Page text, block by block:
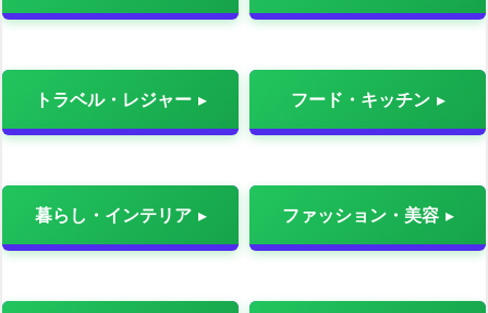
トラベル・レジャー フード・キッチン
暮らし・インテリア ファッション・美容